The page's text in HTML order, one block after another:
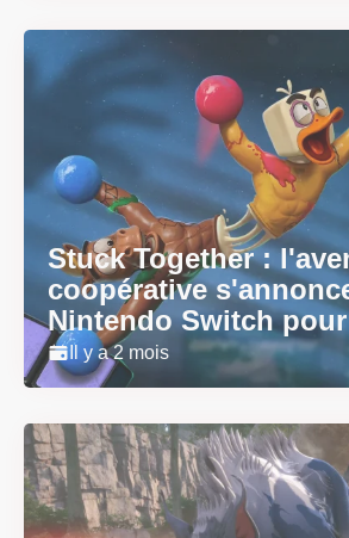
Stuck Together :
coopérative
Nintendo Switch
Il y a 2 mois